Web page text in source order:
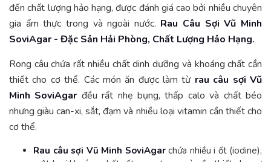
đến chất lượng hảo hạng, được đánh giá cao bởi nhiều chuyên
gia ẩm thực trong và ngoài nước. Rau Câu Sợi Vũ Minh
SoviAgar - Đặc Sản Hải Phòng, Chất Lượng Hảo Hạng.
Rong câu chứa rất nhiều chất dinh dưỡng và khoáng chất cần
thiết cho cơ thể. Các món ăn được làm từ rau câu sợi Vũ
Minh SoviAgar đều rất nhẹ bụng, thấp calo và chất béo
nhưng giàu can-xi, sắt, đạm và nhiều loại vitamin cần thiết cho
cơ thể.
Rau câu sợi Vũ Minh SoviAgarchứa nhiều i ốt (iodine),